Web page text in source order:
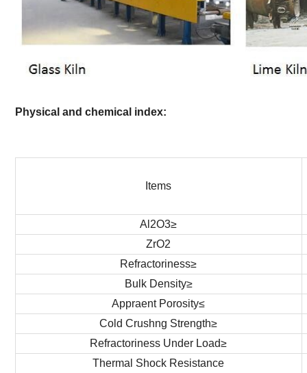
Physical and chemical index:
Items
Al2O3≥
ZrO2
Refractoriness≥
Bulk Density≥
Appraent Porosity≤
Cold Crushng Strength≥
Refractoriness Under Load≥
Thermal Shock Resistance